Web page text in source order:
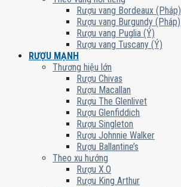
Rượu vang Bordeaux (Pháp)
Rượu vang Burgundy (Pháp)
Rượu vang Puglia (Ý)
Rượu vang Tuscany (Ý)
RƯỢU MẠNH
Thương hiệu lớn
Rượu Chivas
Rượu Macallan
Rượu The Glenlivet
Rượu Glenfiddich
Rượu Singleton
Rượu Johnnie Walker
Rượu Ballantine’s
Theo xu hướng
Rượu X.O
Rượu King Arthur